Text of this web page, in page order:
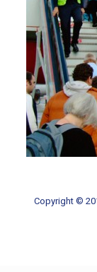
Copyright ©